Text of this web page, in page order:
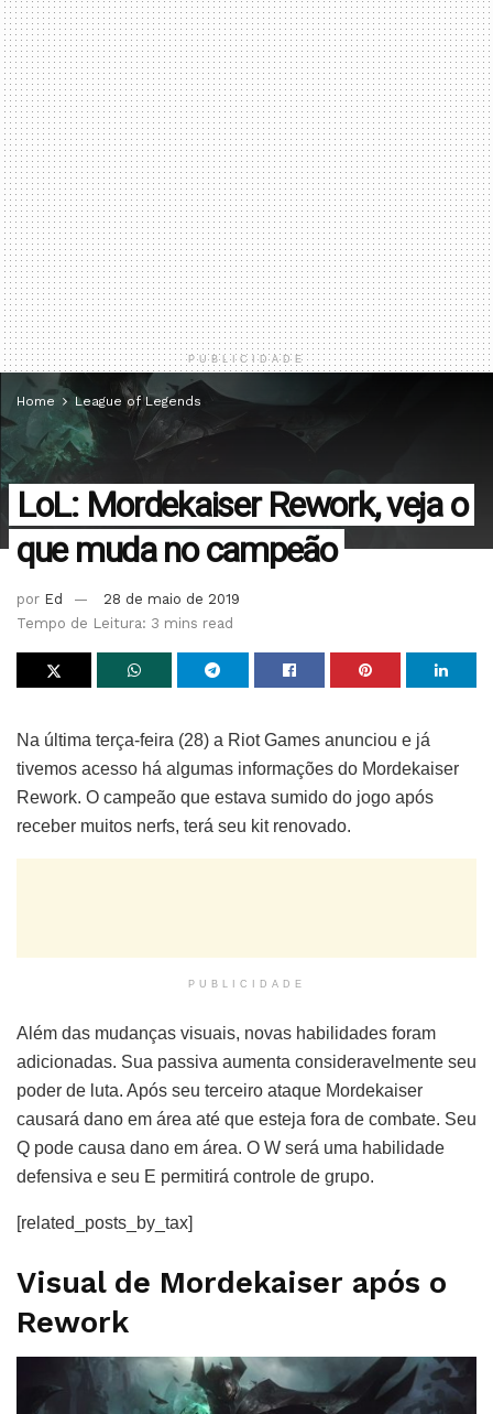
PUBLICIDADE
Home League of Legends
LoL: Mordekaiser Rework, veja o
que muda no campeão
por Ed
28 de maio de 2019
Tempo de Leitura: 3 mins read
Na última terça-feira (28) a Riot Games anunciou e já
tivemos acesso há algumas informações do Mordekaiser
Rework. O campeão que estava sumido do jogo após
receber muitos nerfs, terá seu kit renovado.
PUBLICIDADE
Além das mudanças visuais, novas habilidades foram
adicionadas. Sua passiva aumenta consideravelmente seu
poder de luta. Após seu terceiro ataque Mordekaiser
causará dano em área até que esteja fora de combate. Seu
Q pode causa dano em área. O W será uma habilidade
defensiva e seu E permitirá controle de grupo.
[related_posts_by_tax]
Visual de Mordekaiser após o
Rework